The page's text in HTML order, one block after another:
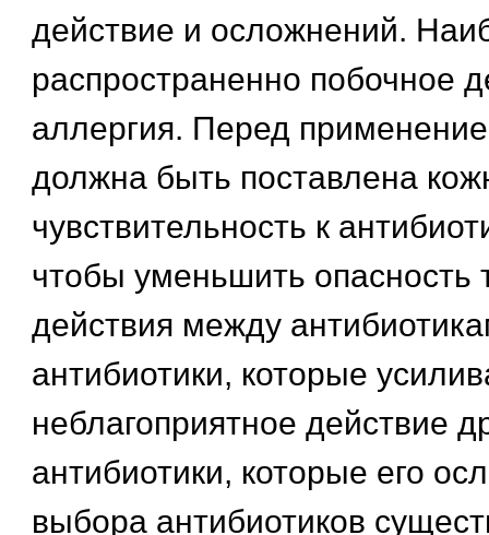
действие и осложнений.
распространенно побочное
аллергия. Перед
должна быть поставлена
чувствительность к
чтобы уменьшить опасность
действия между
антибиотики, которые
неблагоприятное действие
антибиотики, которые его
выбора антибиотиков